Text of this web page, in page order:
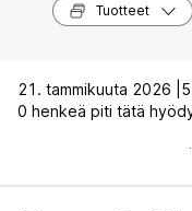
Tuotteet
21. tammikuuta 2026 |
0 henkeä piti tätä